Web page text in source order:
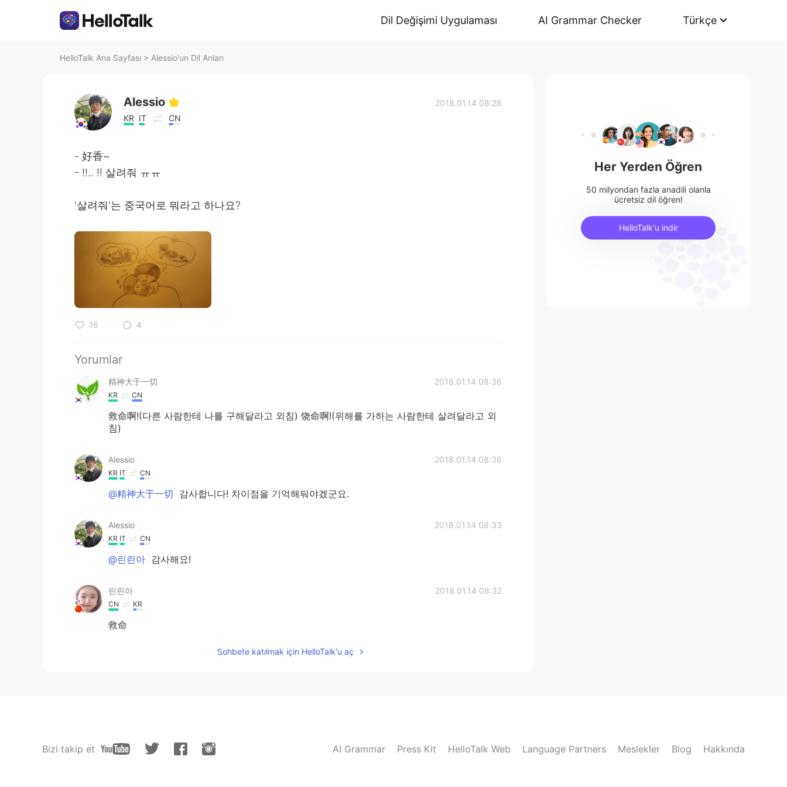
Dil Değişimi Uygulaması AI Grammar Checker Türkçe
HelloTalk Ana Sayfası > Alessio'un Dil Anları
Alessio
KR IT CN
2018.01.14 08:28
- 好香~
- !!.. !! 살려줘 ㅠㅠ
'살려줘'는 중국어로 뭐라고 하나요?
16 4
Yorumlar
精神大于一切 2018.01.14 08:36
KR CN
救命啊!(다른 사람한테 나를 구해달라고 외침) 饶命啊!(위해를 가하는 사람한테 살려달라고 외
침)
Alessio 2018.01.14 08:36
KR IT CN
@精神大于一切 감사합니다! 차이점을 기억해둬야겠군요.
Alessio 2018.01.14 08:33
KR IT CN
@린린아 감사해요!
린린아 2018.01.14 08:32
CN KR
救命
Sohbete katılmak için HelloTalk'u aç
Her Yerden Öğren
50 milyondan fazla anadili olanla
ücretsiz dil öğren!
HelloTalk'u indir
Bizi takip et AI Grammar Press Kit HelloTalk Web Language Partners Meslekler Blog Hakkında